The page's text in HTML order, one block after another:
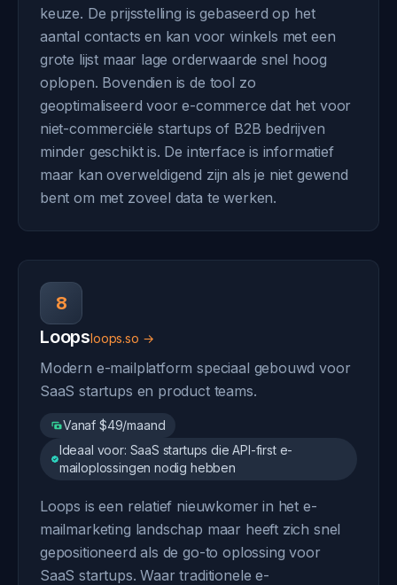
keuze. De prijsstelling is gebaseerd op het
aantal contacts en kan voor winkels met een
grote lijst maar lage orderwaarde snel hoog
oplopen. Bovendien is de tool zo
geoptimaliseerd voor e-commerce dat het voor
niet-commerciële startups of B2B bedrijven
minder geschikt is. De interface is informatief
maar kan overweldigend zijn als je niet gewend
bent om met zoveel data te werken.
8
Loopsloops.so →
Modern e-mailplatform speciaal gebouwd voor
SaaS startups en product teams.
Vanaf $49/maand
Ideaal voor: SaaS startups die API-first e-
mailoplossingen nodig hebben
Loops is een relatief nieuwkomer in het e-
mailmarketing landschap maar heeft zich snel
gepositioneerd als de go-to oplossing voor
SaaS startups. Waar traditionele e-